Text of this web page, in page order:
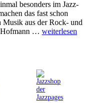
besonders im Jazz-
das fast schon
Musik aus der Rock- und
Hofmann … weiterlesen